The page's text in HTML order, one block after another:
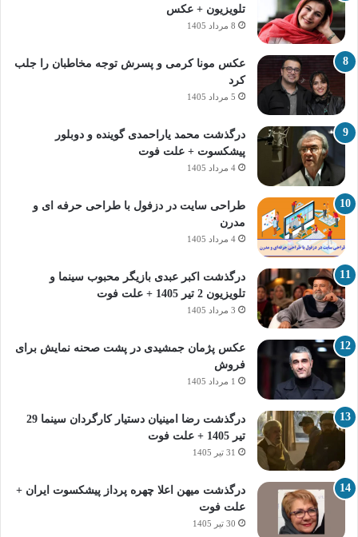
تلویزیون + عکس
8 مرداد 1405
عکس مونا کرمی و پسرش توجه مخاطبان را جلب
کرد
5 مرداد 1405
درگذشت محمد یاراحمدی گوینده و دوبلور
پیشکسوت + علت فوت
4 مرداد 1405
طراحی سایت در دزفول با طراحی حرفه‌ ای و
مدرن
4 مرداد 1405
درگذشت اکبر عبدی بازیگر محبوب سینما و
تلویزیون 2 تیر 1405 + علت فوت
3 مرداد 1405
عکس پژمان جمشیدی در پشت صحنه نمایش برای
فروش
1 مرداد 1405
درگذشت رضا امینیان دستیار کارگردان سینما 29
تیر 1405 + علت فوت
31 تیر 1405
درگذشت میهن اعلا چهره پرداز پیشکسوت ایران +
علت فوت
30 تیر 1405